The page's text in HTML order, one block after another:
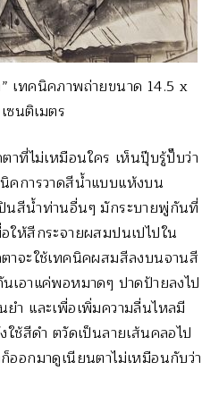
เทคนิคภาพถ่ายขนาด 14.5 x
ซนติเมตร
าที่ไม่เหมือนใคร เห็นปุ๊บรู้ปั๊บว่า
คการวาดสีน้ำแบบแห้งบน
นสีน้ำท่านอื่นๆ มักระบายพู่กันที่
ให้สีกระจายผสมปนเปไปใน
าจะใช้เทคนิคผสมสีลงบนจานสี
อาแค่พอหมาดๆ ปาดป้ายลงไป
ำ และเพื่อเพิ่มความลื่นไหลมี
ช้สีดำ ตวัดเป็นลายเส้นคลอไป
อกมาดูเนียนตาไม่เหมือนกับว่า